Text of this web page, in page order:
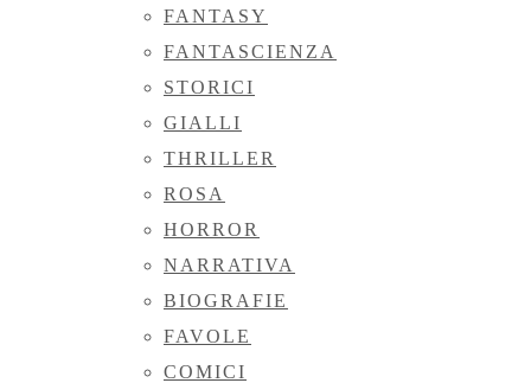
FANTASY
FANTASCIENZA
STORICI
GIALLI
THRILLER
ROSA
HORROR
NARRATIVA
BIOGRAFIE
FAVOLE
COMICI